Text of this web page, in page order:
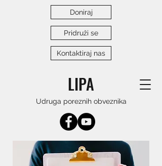
LIPA
Udruga poreznih obveznika
Doniraj
Pridruži se
Kontaktiraj nas